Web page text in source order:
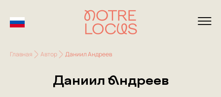
Главная Автор Даниил Андреев
Даниил Андреев